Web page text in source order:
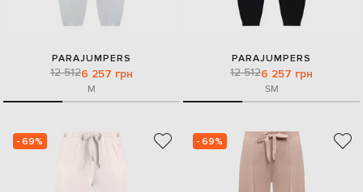
PARAJUMPERS
12 5126 257 грн
M
PARAJUMPERS
12 5126 257 грн
SM
- 69% - 69%